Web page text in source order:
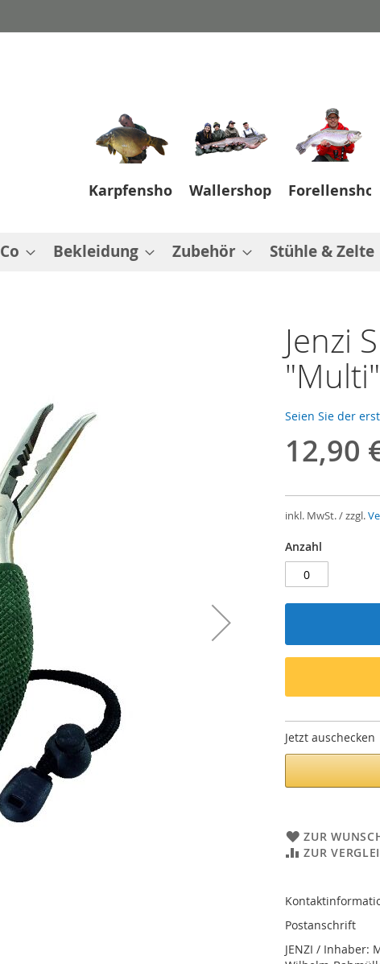
Karpfenshop Wallershop Forellenshop
Bekleidung Zubehör Stühle & Zelte
Jenzi
"Multi"
Seien Sie der
12,90
inkl. MwSt. / zzgl.
Anzahl
Jetzt auschecken
ZUR
ZUR
Postanschrift
JENZI / Inhaber: